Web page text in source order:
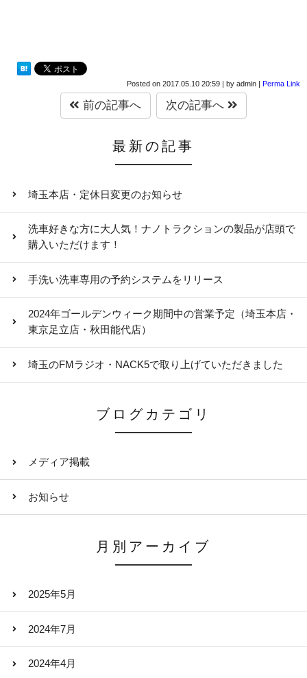
Posted on 2017.05.10 20:59 | by admin | Perma Link
前の記事へ 次の記事へ
最新の記事
埼玉本店・定休日変更のお知らせ
洗車好きな方に大人気！ナノトラクションの製品が店頭で
購入いただけます！
手洗い洗車専用の予約システムをリリース
2024年ゴールデンウィーク期間中の営業予定（埼玉本店・
東京足立店・秋田能代店）
埼玉のFMラジオ・NACK5で取り上げていただきました
ブログカテゴリ
メディア掲載
お知らせ
月別アーカイブ
2025年5月
2024年7月
2024年4月